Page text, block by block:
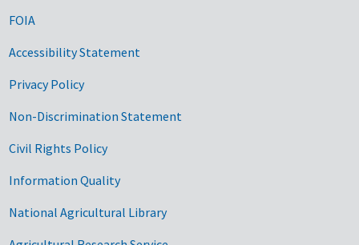
FOIA
Accessibility Statement
Privacy Policy
Non-Discrimination Statement
Civil Rights Policy
Information Quality
National Agricultural Library